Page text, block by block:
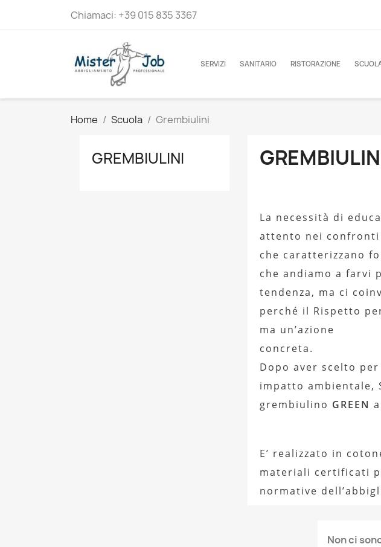
Chiamaci: +39 015 835 3367
SERVIZI SANITARIO RISTORAZIONE
Home Scuola Grembiulini
GREMBIULINI
La necessità di
attento nei confronti
che caratterizzano
che andiamo a farvi
tendenza, ma ci
perché il Rispetto
ma un’azione
concreta.
Dopo aver scelto
impatto ambientale,
grembiulino GREEN
E’ realizzato in
materiali certificati
normative
Non ci